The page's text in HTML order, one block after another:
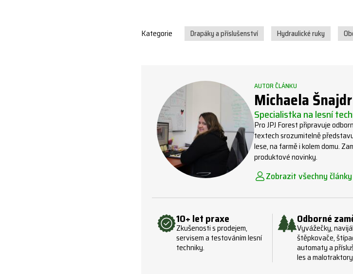
Kategorie Drapáky a příslušenství Hydraulické ruky
AUTOR ČLÁNKU
Michaela Šnajdr
Specialistka na lesní
Pro JPJ Forest připravuje
textech srozumitelně
lese, na farmě i kolem domu.
produktové novinky.
Zobrazit všechny
10+ let praxe
Zkušenosti s prodejem,
servisem a testováním lesní
techniky.
Odborné
Vyvážečky,
štěpkovače,
automaty a
les a